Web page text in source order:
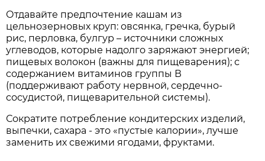
Отдавайте предпочтение кашам из
цельнозерновых круп: овсянка, гречка, бурый
рис, перловка, булгур – источники сложных
углеводов, которые надолго заряжают энергией;
пищевых волокон (важны для пищеварения); с
содержанием витаминов группы В
(поддерживают работу нервной, сердечно-
сосудистой, пищеварительной системы).
Сократите потребление кондитерских изделий,
выпечки, сахара - это «пустые калории», лучше
заменить их свежими ягодами, фруктами.